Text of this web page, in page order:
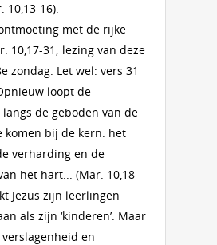
10,13-16).
met de rijke
10,17-31; lezing van deze
zondag. Let wel: vers 31
loopt de
de geboden van de
komen bij de kern: het
verharding en de
het hart... (Mar. 10,18-
Jezus zijn leerlingen
als zijn ‘kinderen’. Maar
en